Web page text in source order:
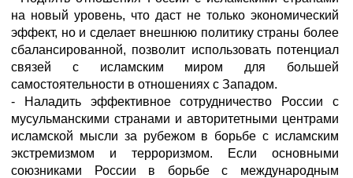
на новый уровень, что даст не только экономический
эффект, но и сделает внешнюю политику страны более
сбалансированной, позволит использовать потенциал
связей с исламским миром для большей
самостоятельности в отношениях с Западом.
- Наладить эффективное сотрудничество России с
мусульманскими странами и авторитетными центрами
исламской мысли за рубежом в борьбе с исламским
экстремизмом и терроризмом. Если основными
союзниками России в борьбе с международным